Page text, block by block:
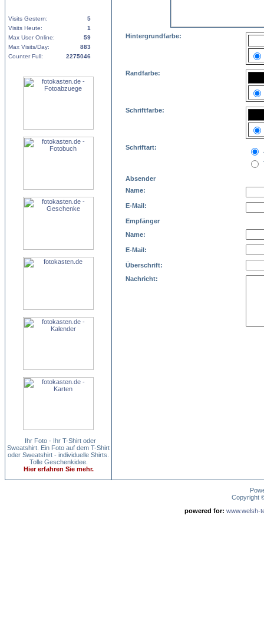
Visits Gestern:
5
Visits Heute:
1
Max User Online:
59
Max Visits/Day:
883
Counter Full:
2275046
Ihr Foto - Ihr T-Shirt oder
Sweatshirt. Ein Foto auf dem T-Shirt
oder Sweatshirt - individuelle Shirts.
Tolle Geschenkidee.
Hier erfahren Sie mehr.
Hintergrundfarbe:
Randfarbe:
Schriftfarbe:
Schriftart:
Absender
Name:
E-Mail:
Empfänger
Name:
E-Mail:
Überschrift:
Nachricht:
Copyright
powered for: www.welsh-